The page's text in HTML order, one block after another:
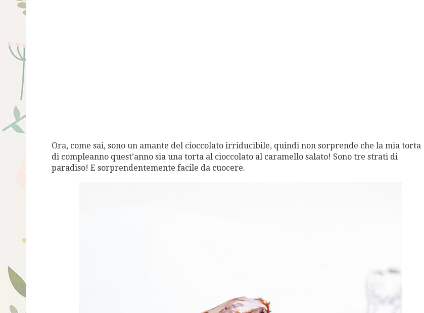
Ora, come sai, sono un amante del cioccolato irriducibile, quindi non sorprende che la mia torta
di compleanno quest’anno sia una torta al cioccolato al caramello salato! Sono tre strati di
paradiso! E sorprendentemente facile da cuocere.